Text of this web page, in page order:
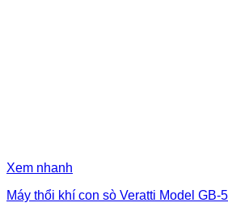
Xem nhanh
Máy thổi khí con sò Veratti Model GB-